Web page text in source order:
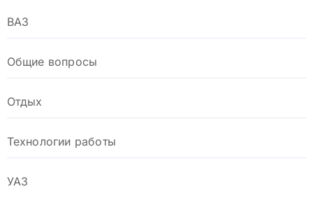
ВАЗ
Общие вопросы
Отдых
Технологии работы
УАЗ